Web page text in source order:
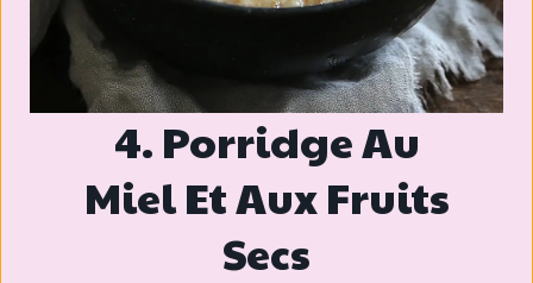
4. Porridge Au
Miel Et Aux Fruits
Secs